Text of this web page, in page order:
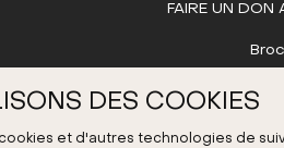
DES COOKIES
et d'autres technologies de
FAIRE UN DON